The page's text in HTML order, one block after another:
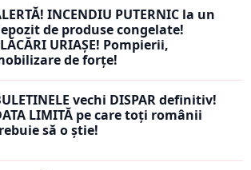
INCENDIU PUTERNIC la un
de produse congelate!
URIAȘE! Pompierii,
de forțe!
vechi DISPAR definitiv!
LIMITĂ pe care toți românii
să o știe!